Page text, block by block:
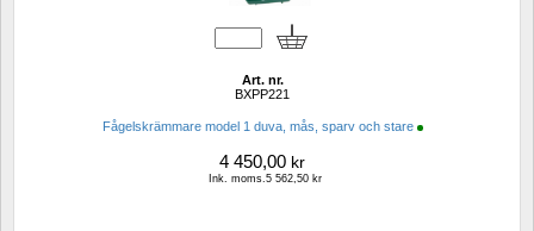
Art. nr.
BXPP221
Fågelskrämmare model 1 duva, mås, sparv och stare
4 450,00 kr
Ink. moms.5 562,50 kr